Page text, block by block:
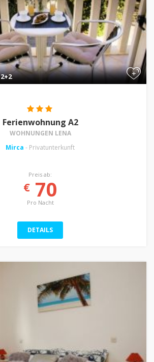
+
2+2
Ferienwohnung A2
WOHNUNGEN LENA
Mirca - Privatunterkunft
Preis ab:
€70
Pro Nacht
DETAILS